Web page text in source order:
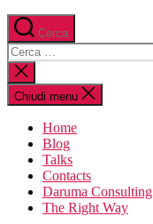
Cerca
Cerca:
Chiudi
la
ricerca
Chiudi menu
Home
Blog
Talks
Contacts
Daruma Consulting
The Right Way